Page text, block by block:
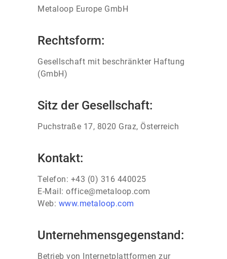
Metaloop Europe GmbH
Rechtsform:
Gesellschaft mit beschränkter Haftung
(GmbH)
Sitz der Gesellschaft:
Puchstraße 17, 8020 Graz, Österreich
Kontakt:
Telefon: +43 (0) 316 440025
E-Mail: office@metaloop.com
Web: www.metaloop.com
Unternehmensgegenstand:
Betrieb von Internetplattformen zur